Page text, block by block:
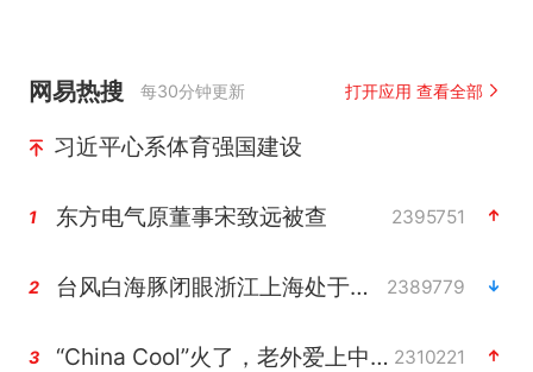
网易热搜 每30分钟更新 打开应用 查看全部
习近平心系体育强国建设
1 东方电气原董事宋致远被查 2395751
2 台风白海豚闭眼浙江上海处于危险半圆 2389779
3 “China Cool”火了，老外爱上中国避暑游 2310221